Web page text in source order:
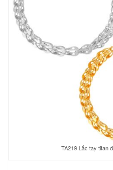
TA219 Lắc tay titan